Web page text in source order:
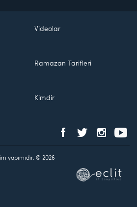
Videolar
Ramazan Tarifleri
Kimdir
yapımıdır. © 2026